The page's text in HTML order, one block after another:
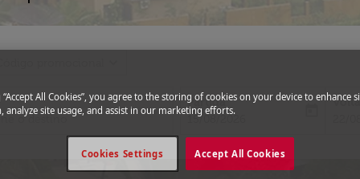
Partida
fc-booking-departure-date-aria-
15/08/2026
fc-
“Accept All Cookies”, you agree to the storing of cookies on your device to enhance
analyze site usage, and assist in our marketing efforts.
Accept All Cookies
Cookies Settings